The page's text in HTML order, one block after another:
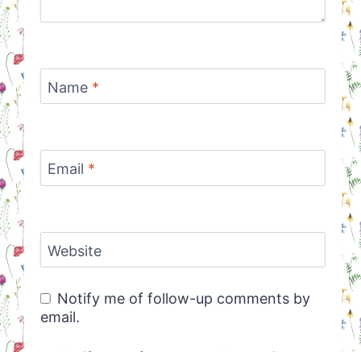
Name *
Email *
Website
Notify me of follow-up comments by
email.